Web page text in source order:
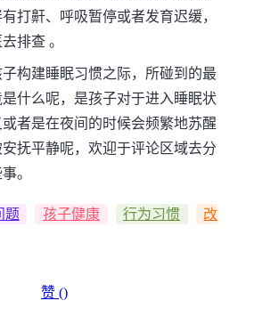
打鼾、呼吸暂停或者发育迟缓，
排查 。
构建睡眠习惯之际，所碰到的最
什么呢，是孩子对于进入睡眠状
者是在夜间的时候会频繁地苏醒
抚平静呢，欢迎于评论区域去分
。
题 孩子健康 行为习惯
改
赞 ()